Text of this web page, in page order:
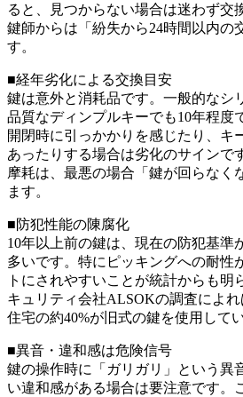
ると、見つからない場合は迷わず交
鍵師からは「紛失から24時間以内の
す。
■経年劣化による交換目安
鍵は意外と消耗品です。一般的なシ
品質なディンプルキーでも10年程度
開閉時に引っかかりを感じたり、キ
あったりする場合は劣化のサインで
摩耗は、最悪の場合「鍵が回らなく
ます。
■防犯性能の陳腐化
10年以上前の鍵は、現在の防犯基準
多いです。特にピッキングへの耐性
トにされやすいことが統計からも明
キュリティ会社ALSOKの調査によ
住宅の約40%が旧式の鍵を使用して
■異音・違和感は危険信号
鍵の操作時に「ガリガリ」という異
い違和感がある場合は要注意です。